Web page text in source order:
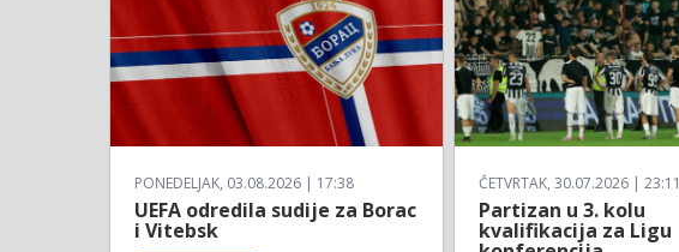
PONEDELJAK, 03.08.2026 | 17:38
UEFA odredila sudije za Borac
i Vitebsk
ČETVRTAK, 30.07.2026 | 23:11
Partizan u 3. kolu
kvalifikacija za Ligu